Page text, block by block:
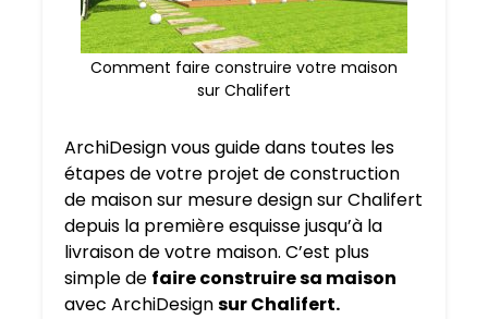
Comment faire construire votre maison
sur Chalifert
ArchiDesign vous guide dans toutes les
étapes de votre projet de construction
de maison sur mesure design sur Chalifert
depuis la première esquisse jusqu’à la
livraison de votre maison. C’est plus
simple de faire construire sa maison
avec ArchiDesignsur Chalifert.